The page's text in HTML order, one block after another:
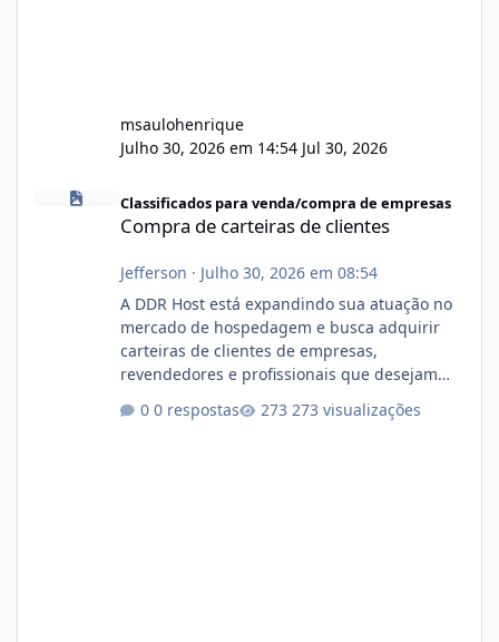
msaulohenrique
Julho 30, 2026 em 14:54 Jul 30, 2026
Compra de carteiras de clientes
Classificados para venda/compra de empresas
Compra de carteiras de clientes
Jefferson · Julho 30, 2026 em 08:54
A DDR Host está expandindo sua atuação no
mercado de hospedagem e busca adquirir
carteiras de clientes de empresas,
revendedores e profissionais que desejam
operação. Se você possui clientes ativos de
0 respostas 273 visualizações